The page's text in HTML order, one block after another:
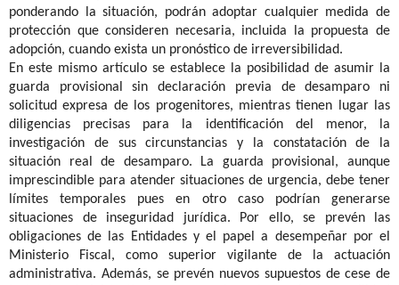
ponderando la situación, podrán adoptar cualquier medida de
protección que consideren necesaria, incluida la propuesta de
adopción, cuando exista un pronóstico de irreversibilidad.
En este mismo artículo se establece la posibilidad de asumir la
guarda provisional sin declaración previa de desamparo ni
solicitud expresa de los progenitores, mientras tienen lugar las
diligencias precisas para la identificación del menor, la
investigación de sus circunstancias y la constatación de la
situación real de desamparo. La guarda provisional, aunque
imprescindible para atender situaciones de urgencia, debe tener
límites temporales pues en otro caso podrían generarse
situaciones de inseguridad jurídica. Por ello, se prevén las
obligaciones de las Entidades y el papel a desempeñar por el
Ministerio Fiscal, como superior vigilante de la actuación
administrativa. Además, se prevén nuevos supuestos de cese de